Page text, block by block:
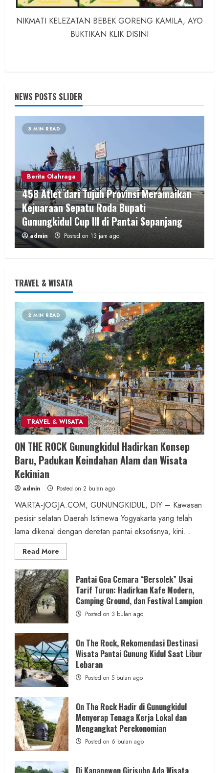
NIKMATI KELEZATAN BEBEK GORENG KAMILA, AYO
BUKTIKAN KLIK DISINI
NEWS POSTS SLIDER
3 MIN READ
Berita Olahraga
458 Atlet dari Tujuh Provinsi Meramaikan
Kejuaraan Sepatu Roda Bupati
Gunungkidul Cup III di Pantai Sepanjang
admin Posted on 13 jam ago
Hiburan Music
Dua Lagu Karya Pangdam VI/Mulawarman
Jadi Ikon Kompetisi Menyanyi HUT ke-81 RI
admin Posted on 19 jam ago
2 MIN READ
Wisata & Budaya
Bersama Bupati Gunungkidul Antusiasme
Warga Warnai Kirab Budaya Sadranan
Mbah Jobeh yang Kini Resmi Sandang
Status Kalurahan Mandiri Budaya
admin Posted on 1 hari ago
Berita KUA Semugih, DIY
Keutamaan Sholawat dan Kunci Hidup
Tenang Jadi Materi Utama Pengajian
Aparat Margosari
admin Posted on 1 hari ago
1 MIN READ
Berita Jateng
Kebakaran Hanguskan Kantin dan Gudang
SD Negeri 1 Jerukan, Polsek Juwangi
Lakukan Olah TKP
admin Posted on 1 hari ago
TRAVEL & WISATA
2 MIN READ
TRAVEL & WISATA
ON THE ROCK Gunungkidul Hadirkan Konsep
Baru, Padukan Keindahan Alam dan Wisata
Kekinian
admin Posted on 2 bulan ago
WARTA-JOGJA.COM, GUNUNGKIDUL, DIY – Kawasan
pesisir selatan Daerah Istimewa Yogyakarta yang telah
lama dikenal dengan deretan pantai eksotisnya, kini...
Read More
more
ON
THE
ROCK
Gunungkidul
Hadirkan
Konsep
Baru,
Padukan
Keindahan
Alam
dan
Wisata
Kekinian
Pantai Goa Cemara “Bersolek” Usai
Tarif Turun: Hadirkan Kafe Modern,
Camping Ground, dan Festival Lampion
Posted on 3 bulan ago
On The Rock, Rekomendasi Destinasi
Wisata Pantai Gunung Kidul Saat Libur
Lebaran
Posted on 5 bulan ago
On The Rock Hadir di Gunungkidul
Menyerap Tenaga Kerja Lokal dan
Mengangkat Perekonomian
Posted on 6 bulan ago
Di Kapanewon Girisubo Ada Wisata